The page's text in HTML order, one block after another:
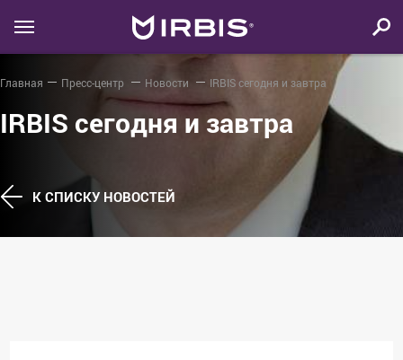
Главная Пресс-центр Новости IRBIS сегодня и завтра
IRBIS сегодня и завтра
К СПИСКУ НОВОСТЕЙ